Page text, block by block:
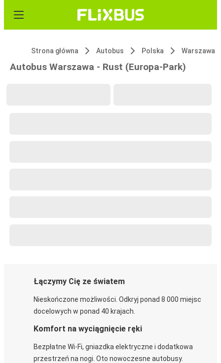
Strona główna Autobus Polska Warszawa
Autobus Warszawa - Rust (Europa-Park)
Łączymy Cię ze światem
Nieskończone możliwości. Odkryj ponad 8 000 miejsc
docelowych w ponad 40 krajach.
Komfort na wyciągnięcie ręki
Bezpłatne Wi-Fi, gniazdka elektryczne i dodatkowa
przestrzeń na nogi. Oto nowoczesne autobusy.